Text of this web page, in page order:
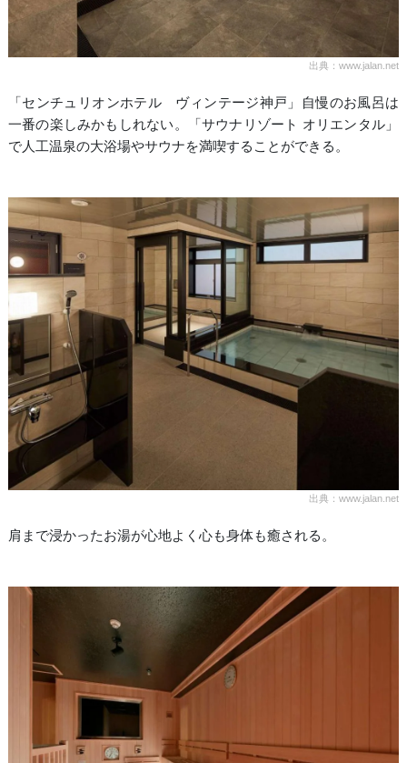
出典：www.jalan.net
「センチュリオンホテル ヴィンテージ神戸」自慢のお風呂は
一番の楽しみかもしれない。「サウナリゾート オリエンタル」
で人工温泉の大浴場やサウナを満喫することができる。
出典：www.jalan.net
肩まで浸かったお湯が心地よく心も身体も癒される。